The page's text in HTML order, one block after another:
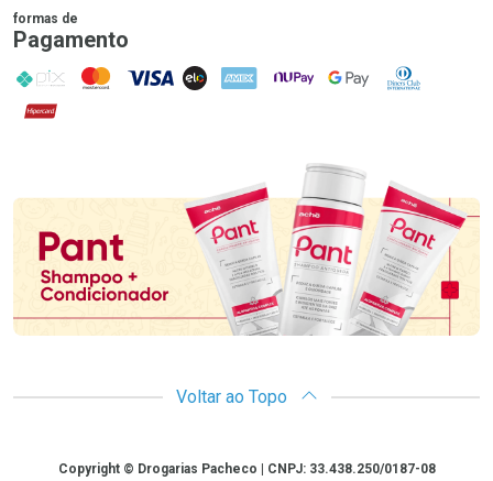
formas de
Pagamento
PIX MasterCard
VISA ELO AMEX NuPay Google PayDiners Club
Hipercard
Voltar ao Topo
CopyrightCopyright © Drogarias Pacheco | CNPJ: 33.438.250/0187-08